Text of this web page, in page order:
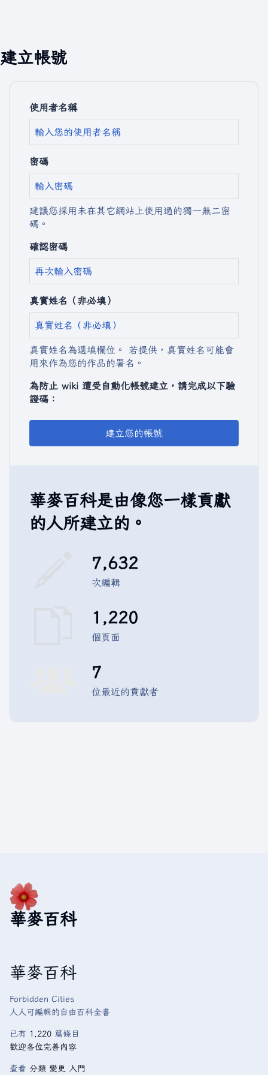
建立帳號
使用者名稱
密碼
建議您採用未在其它網站上使用過的獨一無二密
碼。
確認密碼
真實姓名（非必填）
真實姓名為選填欄位。 若提供，真實姓名可能會
用來作為您的作品的署名。
為防止 wiki 遭受自動化帳號建立，請完成以下驗
證碼：
建立您的帳號
華麥百科是由像您一樣貢獻
的人所建立的。
7,632
次編輯
1,220
個頁面
7
位最近的貢獻者
華麥百科
華麥百科
Forbidden Cities
人人可編輯的自由百科全書
已有 1,220 篇條目
歡迎各位完善內容
查看 分類 變更 入門